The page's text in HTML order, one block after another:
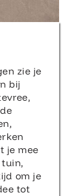
zie je
bij
je mee
tuin,
om je
tot